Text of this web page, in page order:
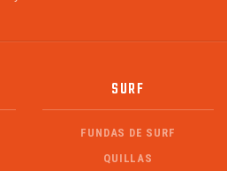
SURF
FUNDAS DE SURF
QUILLAS